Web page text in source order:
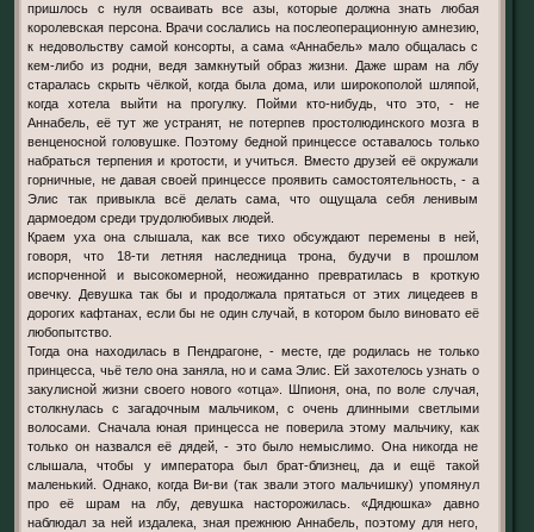
пришлось с нуля осваивать все азы, которые должна знать любая
королевская персона. Врачи сослались на послеоперационную амнезию,
к недовольству самой консорты, а сама «Аннабель» мало общалась с
кем-либо из родни, ведя замкнутый образ жизни. Даже шрам на лбу
старалась скрыть чёлкой, когда была дома, или широкополой шляпой,
когда хотела выйти на прогулку. Пойми кто-нибудь, что это, - не
Аннабель, её тут же устранят, не потерпев простолюдинского мозга в
венценосной головушке. Поэтому бедной принцессе оставалось только
набраться терпения и кротости, и учиться. Вместо друзей её окружали
горничные, не давая своей принцессе проявить самостоятельность, - а
Элис так привыкла всё делать сама, что ощущала себя ленивым
дармоедом среди трудолюбивых людей.
Краем уха она слышала, как все тихо обсуждают перемены в ней,
говоря, что 18-ти летняя наследница трона, будучи в прошлом
испорченной и высокомерной, неожиданно превратилась в кроткую
овечку. Девушка так бы и продолжала прятаться от этих лицедеев в
дорогих кафтанах, если бы не один случай, в котором было виновато её
любопытство.
Тогда она находилась в Пендрагоне, - месте, где родилась не только
принцесса, чьё тело она заняла, но и сама Элис. Ей захотелось узнать о
закулисной жизни своего нового «отца». Шпионя, она, по воле случая,
столкнулась с загадочным мальчиком, с очень длинными светлыми
волосами. Сначала юная принцесса не поверила этому мальчику, как
только он назвался её дядей, - это было немыслимо. Она никогда не
слышала, чтобы у императора был брат-близнец, да и ещё такой
маленький. Однако, когда Ви-ви (так звали этого мальчишку) упомянул
про её шрам на лбу, девушка насторожилась. «Дядюшка» давно
наблюдал за ней издалека, зная прежнюю Аннабель, поэтому для него,